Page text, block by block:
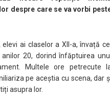
despre care se va vorbi
ai claselor a XII-a, învață
20, dorind înfăptuirea
Multele ore petrecute
pe aceștia cu scena, dar
asupra lor.